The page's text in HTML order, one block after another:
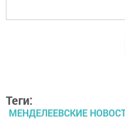
Теги:
МЕНДЕЛЕЕВСКИЕ